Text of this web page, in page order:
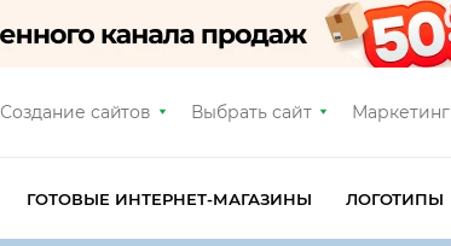
Создание сайтов Выбрать сайт Маркетинг
ГОТОВЫЕ ИНТЕРНЕТ-МАГАЗИНЫ ЛОГОТИПЫ